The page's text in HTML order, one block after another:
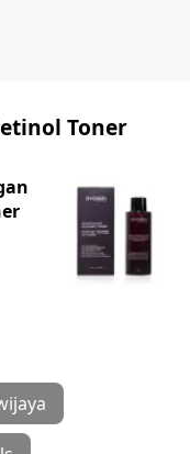
Toner